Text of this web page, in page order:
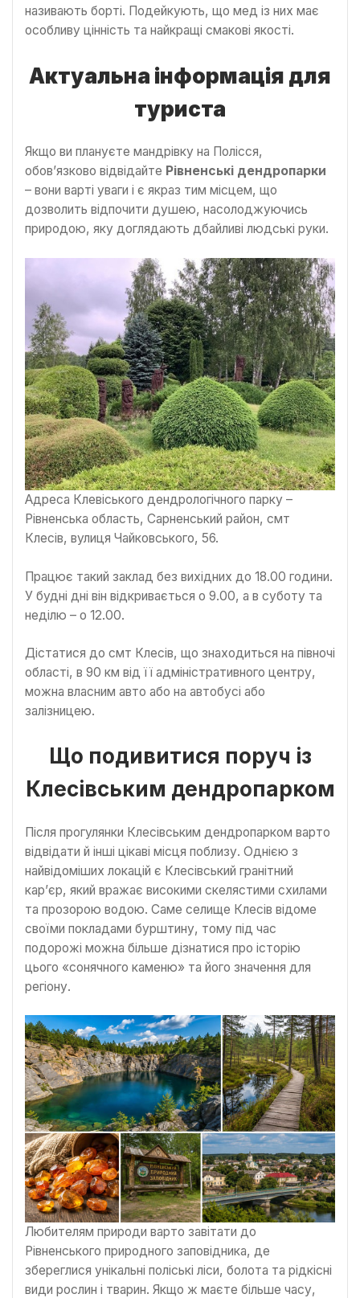
називають борті. Подейкують, що мед із них має
особливу цінність та найкращі смакові якості.
Актуальна інформація для
туриста
Якщо ви плануєте мандрівку на Полісся,
обов’язково відвідайте Рівненські дендропарки
– вони варті уваги і є якраз тим місцем, що
дозволить відпочити душею, насолоджуючись
природою, яку доглядають дбайливі людські руки.
Адреса Клевіського дендрологічного парку –
Рівненська область, Сарненський район, смт
Клесів, вулиця Чайковського, 56.
Працює такий заклад без вихідних до 18.00 години.
У будні дні він відкривається о 9.00, а в суботу та
неділю – о 12.00.
Дістатися до смт Клесів, що знаходиться на півночі
області, в 90 км від її адміністративного центру,
можна власним авто або на автобусі або
залізницею.
Що подивитися поруч із
Клесівським дендропарком
Після прогулянки Клесівським дендропарком варто
відвідати й інші цікаві місця поблизу. Однією з
найвідоміших локацій є Клесівський гранітний
кар’єр, який вражає високими скелястими схилами
та прозорою водою. Саме селище Клесів відоме
своїми покладами бурштину, тому під час
подорожі можна більше дізнатися про історію
цього «сонячного каменю» та його значення для
регіону.
Любителям природи варто завітати до
Рівненського природного заповідника, де
збереглися унікальні поліські ліси, болота та рідкісні
види рослин і тварин. Якщо ж маєте більше часу,